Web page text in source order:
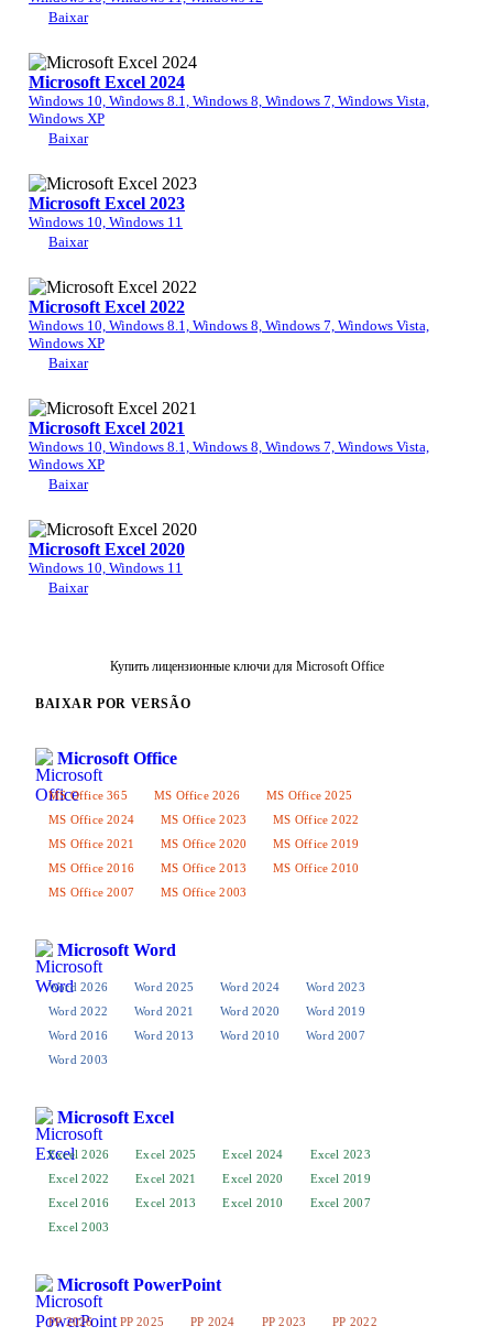
Baixar
Microsoft Excel 2024
Windows 10, Windows 8.1, Windows 8, Windows 7, Windows Vista,
Windows XP
Baixar
Microsoft Excel 2023
Windows 10, Windows 11
Baixar
Microsoft Excel 2022
Windows 10, Windows 8.1, Windows 8, Windows 7, Windows Vista,
Windows XP
Baixar
Microsoft Excel 2021
Windows 10, Windows 8.1, Windows 8, Windows 7, Windows Vista,
Windows XP
Baixar
Microsoft Excel 2020
Windows 10, Windows 11
Baixar
Купить лицензионные ключи для Microsoft Office
BAIXAR POR VERSÃO
Microsoft Office
MS Office 365 MS Office 2026
MS Office 2025
MS Office 2024
MS Office 2023
MS Office 2022
MS Office 2021
MS Office 2020
MS Office 2019
MS Office 2016
MS Office 2013
MS Office 2010
MS Office 2007
MS Office 2003
Microsoft Word
Word 2026 Word 2025 Word 2024
Word 2023
Word 2022
Word 2021 Word 2020
Word 2019
Word 2016
Word 2013 Word 2010
Word 2007
Word 2003
Microsoft Excel
Excel 2026 Excel 2025 Excel 2024
Excel 2023
Excel 2022
Excel 2021 Excel 2020
Excel 2019
Excel 2016
Excel 2013 Excel 2010
Excel 2007
Excel 2003
Microsoft PowerPoint
PP 2026 PP 2025 PP 2024 PP 2023
PP 2022